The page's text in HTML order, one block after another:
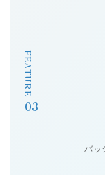
FEATURE
バッ